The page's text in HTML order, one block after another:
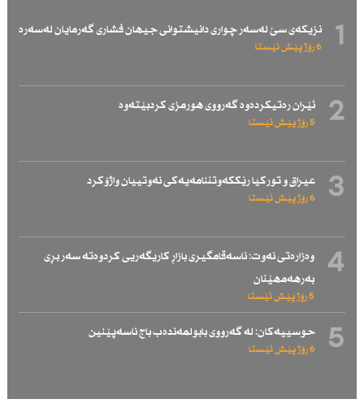
1 نزیكەی سێ لەسەر چواری دانیشتوانی جیهان فشاری گەرمایان لەسەرە
6 رۆژ پێش ئێستا
2 ئێران رەتیكردەوە گەرووی هورمزی كردبێتەوە
5 رۆژ پێش ئێستا
3 عیراق و توركیا رێككەوتننامەیەكی نەوتییان واژۆكرد
6 رۆژ پێش ئێستا
4
وەزارەتی نەوت: ناسەقامگیری بازاڕ كاریگەریی كردوەتە سەر بڕی
بەرهەمهێنان
5 رۆژ پێش ئێستا
5 حوسییەكان: لە گەرووی بابولمەندەب باج ناسەپێنین
6 رۆژ پێش ئێستا